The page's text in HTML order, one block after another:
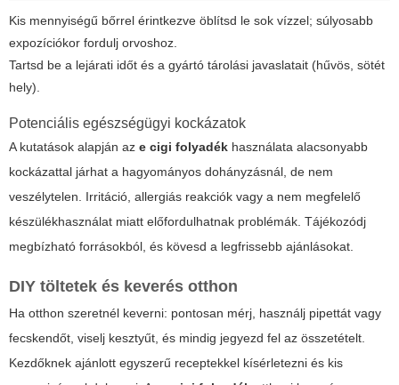
Kis mennyiségű bőrrel érintkezve öblítsd le sok vízzel; súlyosabb
expozíciókor fordulj orvoshoz.
Tartsd be a lejárati időt és a gyártó tárolási javaslatait (hűvös, sötét
hely).
Potenciális egészségügyi kockázatok
A kutatások alapján az e cigi folyadék használata alacsonyabb
kockázattal járhat a hagyományos dohányzásnál, de nem
veszélytelen. Irritáció, allergiás reakciók vagy a nem megfelelő
készülékhasználat miatt előfordulhatnak problémák. Tájékozódj
megbízható forrásokból, és kövesd a legfrissebb ajánlásokat.
DIY töltetek és keverés otthon
Ha otthon szeretnél keverni: pontosan mérj, használj pipettát vagy
fecskendőt, viselj kesztyűt, és mindig jegyezd fel az összetételt.
Kezdőknek ajánlott egyszerű receptekkel kísérletezni és kis